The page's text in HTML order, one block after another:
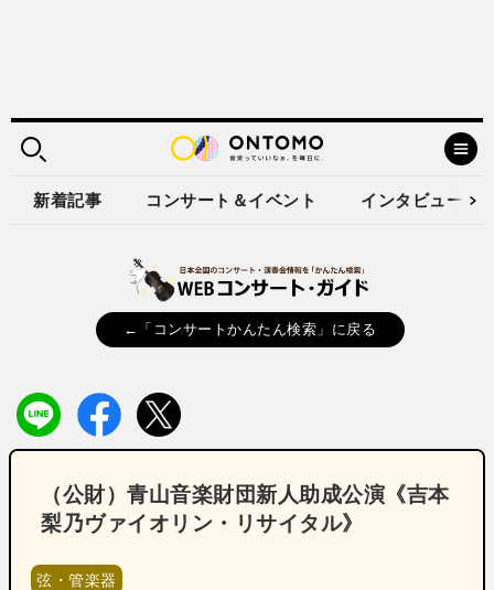
新着記事 コンサート＆イベント インタビュー
←「コンサートかんたん検索」に戻る
（公財）青山音楽財団新人助成公演《吉本
梨乃ヴァイオリン・リサイタル》
弦・管楽器